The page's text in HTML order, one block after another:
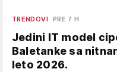
TRENDOVI PRE 7 H
Jedini IT model
Baletanke sa
leto 2026.